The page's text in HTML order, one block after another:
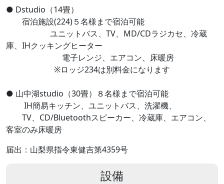
● Dstudio（14畳）
宿泊施設(224)５名様まで宿泊可能
ユニットバス、TV、MD/CDラジカセ、冷蔵
庫、IHクッキングヒーター
電子レンジ、エアコン、床暖房
※ロッジ234は別料金になります
● 山中湖studio（30畳）８名様まで宿泊可能
IH簡易キッチン、ユニットバス、洗濯機、
TV、CD/Bluetoothスピーカー、冷蔵庫、エアコン、
客室のみ床暖房
届出：山梨県指令東健吉第4359号
設備